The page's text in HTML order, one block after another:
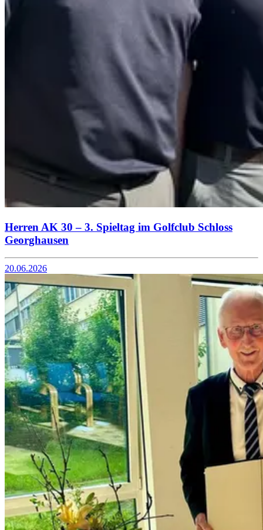
Herren AK 30 – 3. Spieltag im Golfclub Schloss
Georghausen
20.06.2026